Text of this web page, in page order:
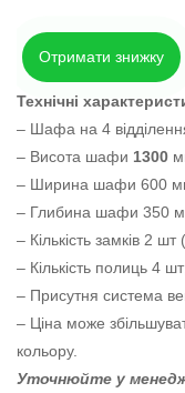
Отримати знижку
Технічні
– Шафа на 4
– Висота шафи 1300
– Ширина шафи 600
– Глибина шафи 350
– Кількість замків 2
– Кількість полиць 4
– Присутня система
– Ціна може
кольору.
Уточнюйте у